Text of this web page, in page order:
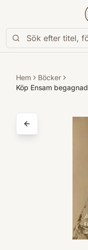
Hem
Böcker
Köp Ensam